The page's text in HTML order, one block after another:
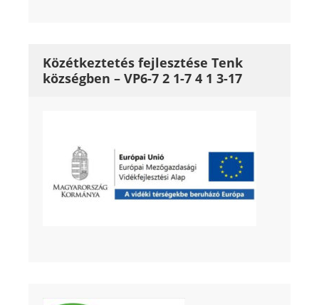
Közétkeztetés fejlesztése Tenk
községben – VP6-7 2 1-7 4 1 3-17